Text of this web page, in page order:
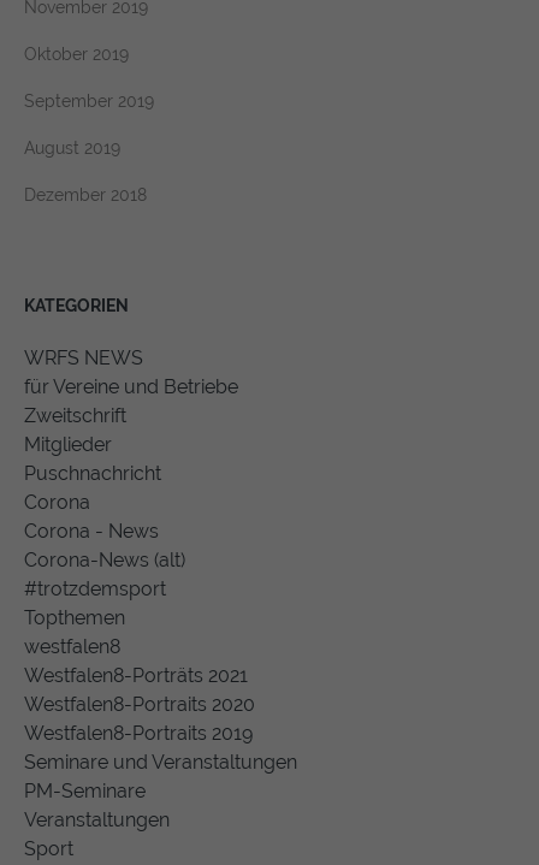
November 2019
Oktober 2019
September 2019
August 2019
Dezember 2018
KATEGORIEN
WRFS NEWS
für Vereine und Betriebe
Zweitschrift
Mitglieder
Puschnachricht
Corona
Corona - News
Corona-News (alt)
#trotzdemsport
Topthemen
westfalen8
Westfalen8-Porträts 2021
Westfalen8-Portraits 2020
Westfalen8-Portraits 2019
Seminare und Veranstaltungen
PM-Seminare
Veranstaltungen
Sport